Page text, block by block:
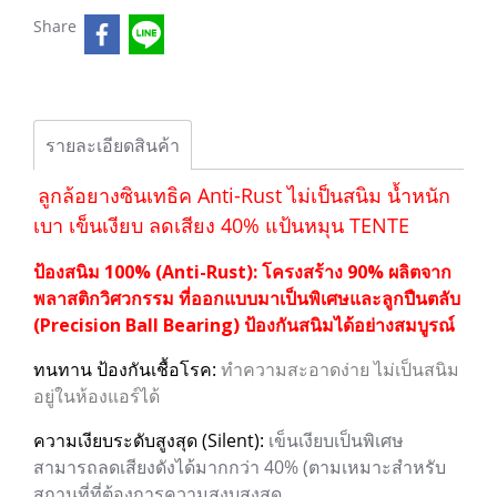
Share
รายละเอียดสินค้า
ลูกล้อยางซินเทธิค Anti-Rust ไม่เป็นสนิม น้ำหนัก
เบา เข็นเงียบ ลดเสียง 40% แป้นหมุน TENTE
ป้องสนิม 100% (Anti-Rust): โครงสร้าง 90% ผลิตจาก
พลาสติกวิศวกรรม ที่ออกแบบมาเป็นพิเศษและลูกปืนตลับ
(Precision Ball Bearing) ป้องกันสนิมได้อย่างสมบูรณ์
ทนทาน ป้องกันเชื้อโรค: ทำความสะอาดง่าย ไม่เป็นสนิม
อยู่ในห้องแอร์ได้
ความเงียบระดับสูงสุด (Silent): เข็นเงียบเป็นพิเศษ
สามารถลดเสียงดังได้มากกว่า 40% (ตามเหมาะสำหรับ